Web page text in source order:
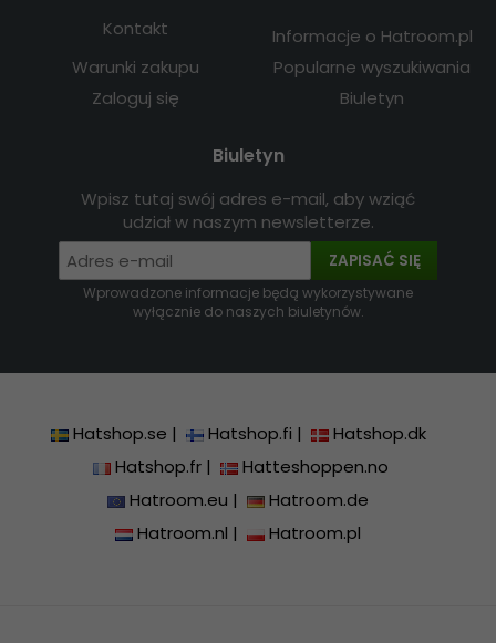
Kontakt
Warunki zakupu
Zaloguj się
Informacje o Hatroom.pl
Popularne wyszukiwania
Biuletyn
Biuletyn
Wpisz tutaj swój adres e-mail, aby wziąć
udział w naszym newsletterze.
ZAPISAĆ SIĘ
Wprowadzone informacje będą wykorzystywane
wyłącznie do naszych biuletynów.
Hatshop.se | Hatshop.fi |
Hatshop.dk
Hatshop.fr|
Hatteshoppen.no
Hatroom.eu |
Hatroom.de
Hatroom.nl | Hatroom.pl